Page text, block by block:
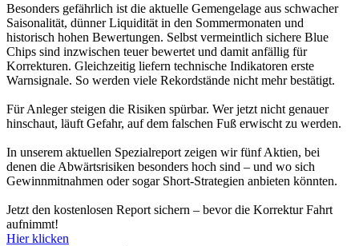
Besonders gefährlich ist die aktuelle Gemengelage aus schwacher
Saisonalität, dünner Liquidität in den Sommermonaten und
historisch hohen Bewertungen. Selbst vermeintlich sichere Blue
Chips sind inzwischen teuer bewertet und damit anfällig für
Korrekturen. Gleichzeitig liefern technische Indikatoren erste
Warnsignale. So werden viele Rekordstände nicht mehr bestätigt.
Für Anleger steigen die Risiken spürbar. Wer jetzt nicht genauer
hinschaut, läuft Gefahr, auf dem falschen Fuß erwischt zu werden.
In unserem aktuellen Spezialreport zeigen wir fünf Aktien, bei
denen die Abwärtsrisiken besonders hoch sind – und wo sich
Gewinnmitnahmen oder sogar Short-Strategien anbieten könnten.
Jetzt den kostenlosen Report sichern – bevor die Korrektur Fahrt
aufnimmt!
Hier klicken